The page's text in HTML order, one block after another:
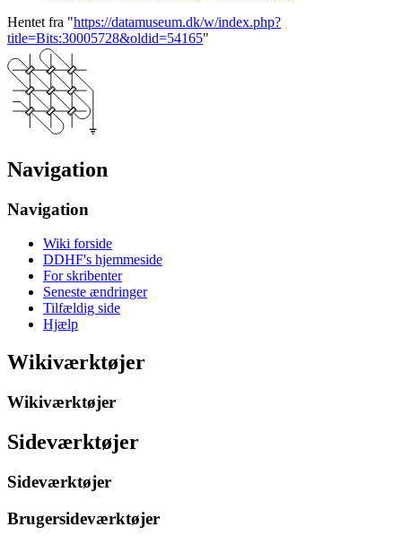
Hentet fra "https://datamuseum.dk/w/index.php?
title=Bits:30005728&oldid=54165"
Navigation
Navigation
Wiki forside
DDHF's hjemmeside
For skribenter
Seneste ændringer
Tilfældig side
Hjælp
Wikiværktøjer
Wikiværktøjer
Sideværktøjer
Sideværktøjer
Brugersideværktøjer